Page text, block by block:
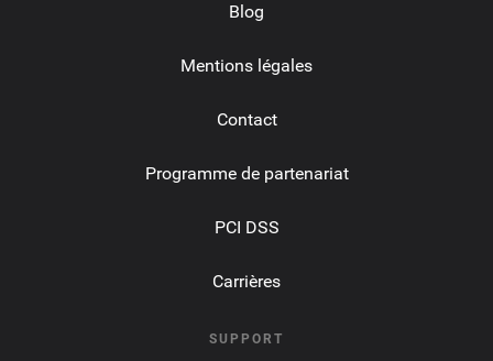
Blog
Mentions légales
Contact
Programme de partenariat
PCI DSS
Carrières
SUPPORT